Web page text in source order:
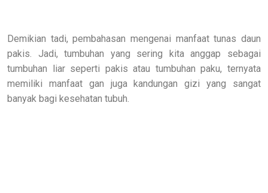
Demikian tadi, pembahasan mengenai manfaat tunas daun
pakis. Jadi, tumbuhan yang sering kita anggap sebagai
tumbuhan liar seperti pakis atau tumbuhan paku, ternyata
memiliki manfaat gan juga kandungan gizi yang sangat
banyak bagi kesehatan tubuh.